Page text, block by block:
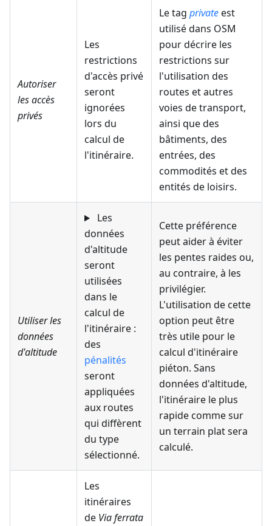
Autoriser
les accès
privés
Les
restrictions
d'accès privé
seront
ignorées
lors du
calcul de
l'itinéraire.
Le tag privateest
utilisé dans OSM
pour décrire les
restrictions sur
l'utilisation des
routes et autres
voies de transport,
ainsi que des
bâtiments, des
entrées, des
commodités et des
entités de loisirs.
Utiliser les
données
d'altitude
Les
données
d'altitude
seront
utilisées
dans le
calcul de
l'itinéraire :
des
pénalités
seront
appliquées
aux routes
qui diffèrent
du type
sélectionné.
Cette préférence
peut aider à éviter
les pentes raides ou,
au contraire, à les
privilégier.
L'utilisation de cette
option peut être
très utile pour le
calcul d'itinéraire
piéton. Sans
données d'altitude,
l'itinéraire le plus
rapide comme sur
un terrain plat sera
calculé.
Les
itinéraires
de Via ferrata